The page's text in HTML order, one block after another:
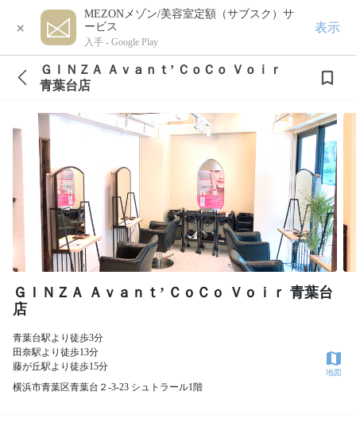
×
MEZONメゾン/美容室定額（サブスク）サ
ービス
入手 - Google Play
表示
ＧＩＮＺＡ Ａｖａｎｔ’ ＣｏＣｏ Ｖｏｉｒ
青葉台店
ＧＩＮＺＡ Ａｖａｎｔ’ ＣｏＣｏ Ｖｏｉｒ 青葉台
店
青葉台駅より徒歩3分
田奈駅より徒歩13分
藤が丘駅より徒歩15分
横浜市青葉区青葉台２-3-23 シュトラール1階
地図